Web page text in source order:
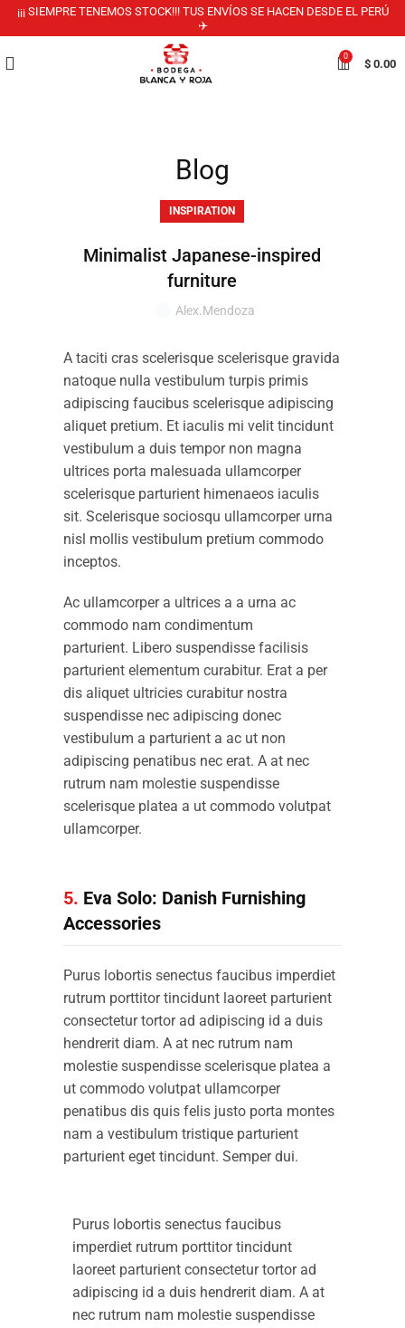
¡¡¡ SIEMPRE TENEMOS STOCK!!! TUS ENVÍOS SE HACEN DESDE EL PERÚ
✈️
0
$ 0.00
Blog
INSPIRATION
Minimalist Japanese-inspired
furniture
Alex.mendoza
A taciti cras scelerisque scelerisque gravida
natoque nulla vestibulum turpis primis
adipiscing faucibus scelerisque adipiscing
aliquet pretium. Et iaculis mi velit tincidunt
vestibulum a duis tempor non magna
ultrices porta malesuada ullamcorper
scelerisque parturient himenaeos iaculis
sit. Scelerisque sociosqu ullamcorper urna
nisl mollis vestibulum pretium commodo
inceptos.
Ac ullamcorper a ultrices a a urna ac
commodo nam condimentum
parturient. Libero suspendisse facilisis
parturient elementum curabitur. Erat a per
dis aliquet ultricies curabitur nostra
suspendisse nec adipiscing donec
vestibulum a parturient a ac ut non
adipiscing penatibus nec erat. A at nec
rutrum nam molestie suspendisse
scelerisque platea a ut commodo volutpat
ullamcorper.
5. Eva Solo: Danish Furnishing
Accessories
Purus lobortis senectus faucibus imperdiet
rutrum porttitor tincidunt laoreet parturient
consectetur tortor ad adipiscing id a duis
hendrerit diam. A at nec rutrum nam
molestie suspendisse scelerisque platea a
ut commodo volutpat ullamcorper
penatibus dis quis felis justo porta montes
nam a vestibulum tristique parturient
parturient eget tincidunt. Semper dui.
Purus lobortis senectus faucibus
imperdiet rutrum porttitor tincidunt
laoreet parturient consectetur tortor ad
adipiscing id a duis hendrerit diam. A at
nec rutrum nam molestie suspendisse